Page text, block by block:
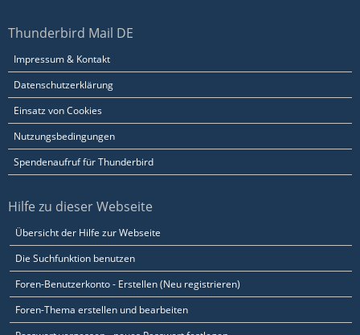
Thunderbird Mail DE
Impressum & Kontakt
Datenschutzerklärung
Einsatz von Cookies
Nutzungsbedingungen
Spendenaufruf für Thunderbird
Hilfe zu dieser Webseite
Übersicht der Hilfe zur Webseite
Die Suchfunktion benutzen
Foren-Benutzerkonto - Erstellen (Neu registrieren)
Foren-Thema erstellen und bearbeiten